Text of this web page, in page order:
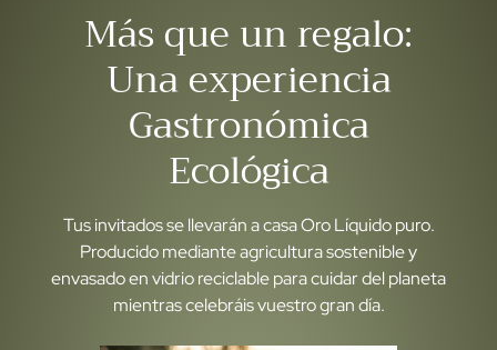
Más que un regalo:
Una experiencia
Gastronómica
Ecológica
Tus invitados se llevarán a casa Oro Líquido puro.
Producido mediante agricultura sostenible y
envasado en vidrio reciclable para cuidar del planeta
mientras celebráis vuestro gran día.